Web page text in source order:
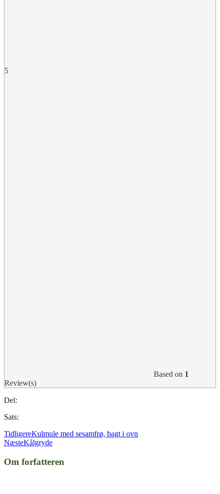
5
Based on 1
Review(s)
Del:
Sats:
TidligereKulmule med sesamfrø, bagt i ovn
NæsteKålgryde
Om forfatteren